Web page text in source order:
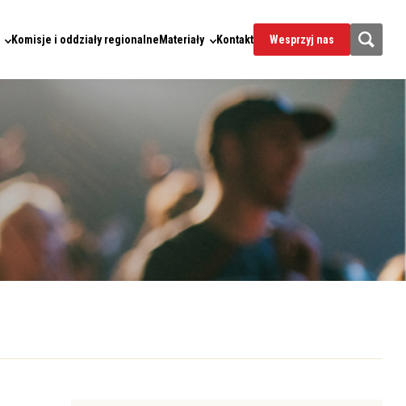
Komisje i oddziały regionalneMateriały Kontakt Wesprzyj nas